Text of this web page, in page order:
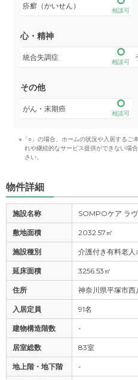
疥癬（かいせん）
相談可
心・精神
統合失調症
相談可
その他
がん・末期癌
相談可
※「○」の場合、ホームの状況や入居するご
れや継続的なサービス提供ができない場
さい。
物件詳細
施設名称 SOMPOケア ラ
敷地面積 2032.57㎡
施設種別 介護付き有料老人
延床面積 3256.53㎡
住所 神奈川県平塚市西
入居定員 91名
建物構造階数 -
居室総数 83室
地上階・地下階 -